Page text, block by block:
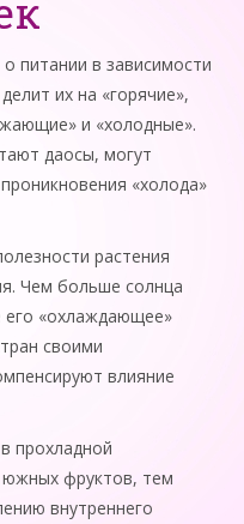
питании в зависимости
их на «горячие»,
и «холодные».
даосы, могут
«холода»
растения
Чем больше солнца
его «охлаждающее»
свои­ми
влияние
прохладной
южных фруктов, тем
внутреннего